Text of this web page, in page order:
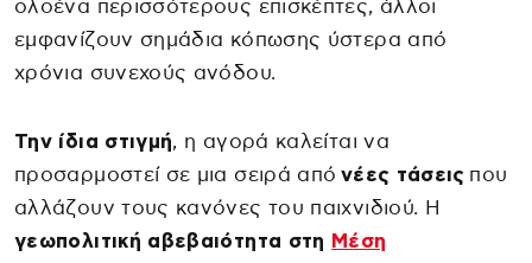
ολοένα περισσότερους επισκέπτες, άλλοι
εμφανίζουν σημάδια κόπωσης ύστερα από
χρόνια συνεχούς ανόδου.
Την ίδια στιγμή, η αγορά καλείται να
προσαρμοστεί σε μια σειρά από νέες τάσεις που
αλλάζουν τους κανόνες του παιχνιδιού. Η
γεωπολιτική αβεβαιότητα στη Μέση